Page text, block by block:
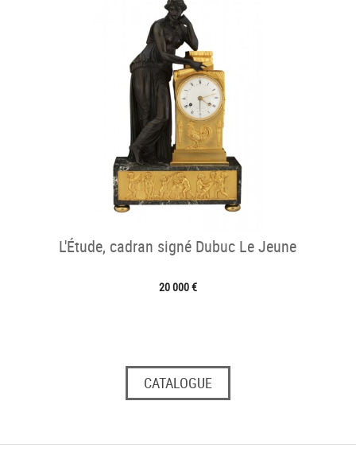
L'Étude, cadran signé Dubuc Le Jeune
20 000 €
CATALOGUE